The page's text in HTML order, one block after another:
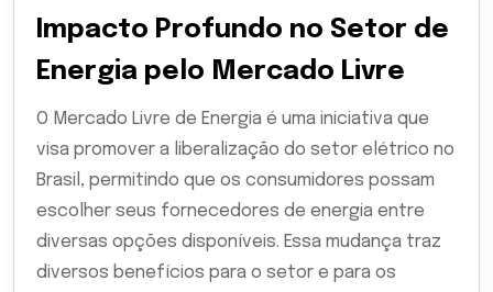
Impacto Profundo no Setor de
Energia pelo Mercado Livre
O Mercado Livre de Energia é uma iniciativa que
visa promover a liberalização do setor elétrico no
Brasil, permitindo que os consumidores possam
escolher seus fornecedores de energia entre
diversas opções disponíveis. Essa mudança traz
diversos benefí­cios para o setor e para os